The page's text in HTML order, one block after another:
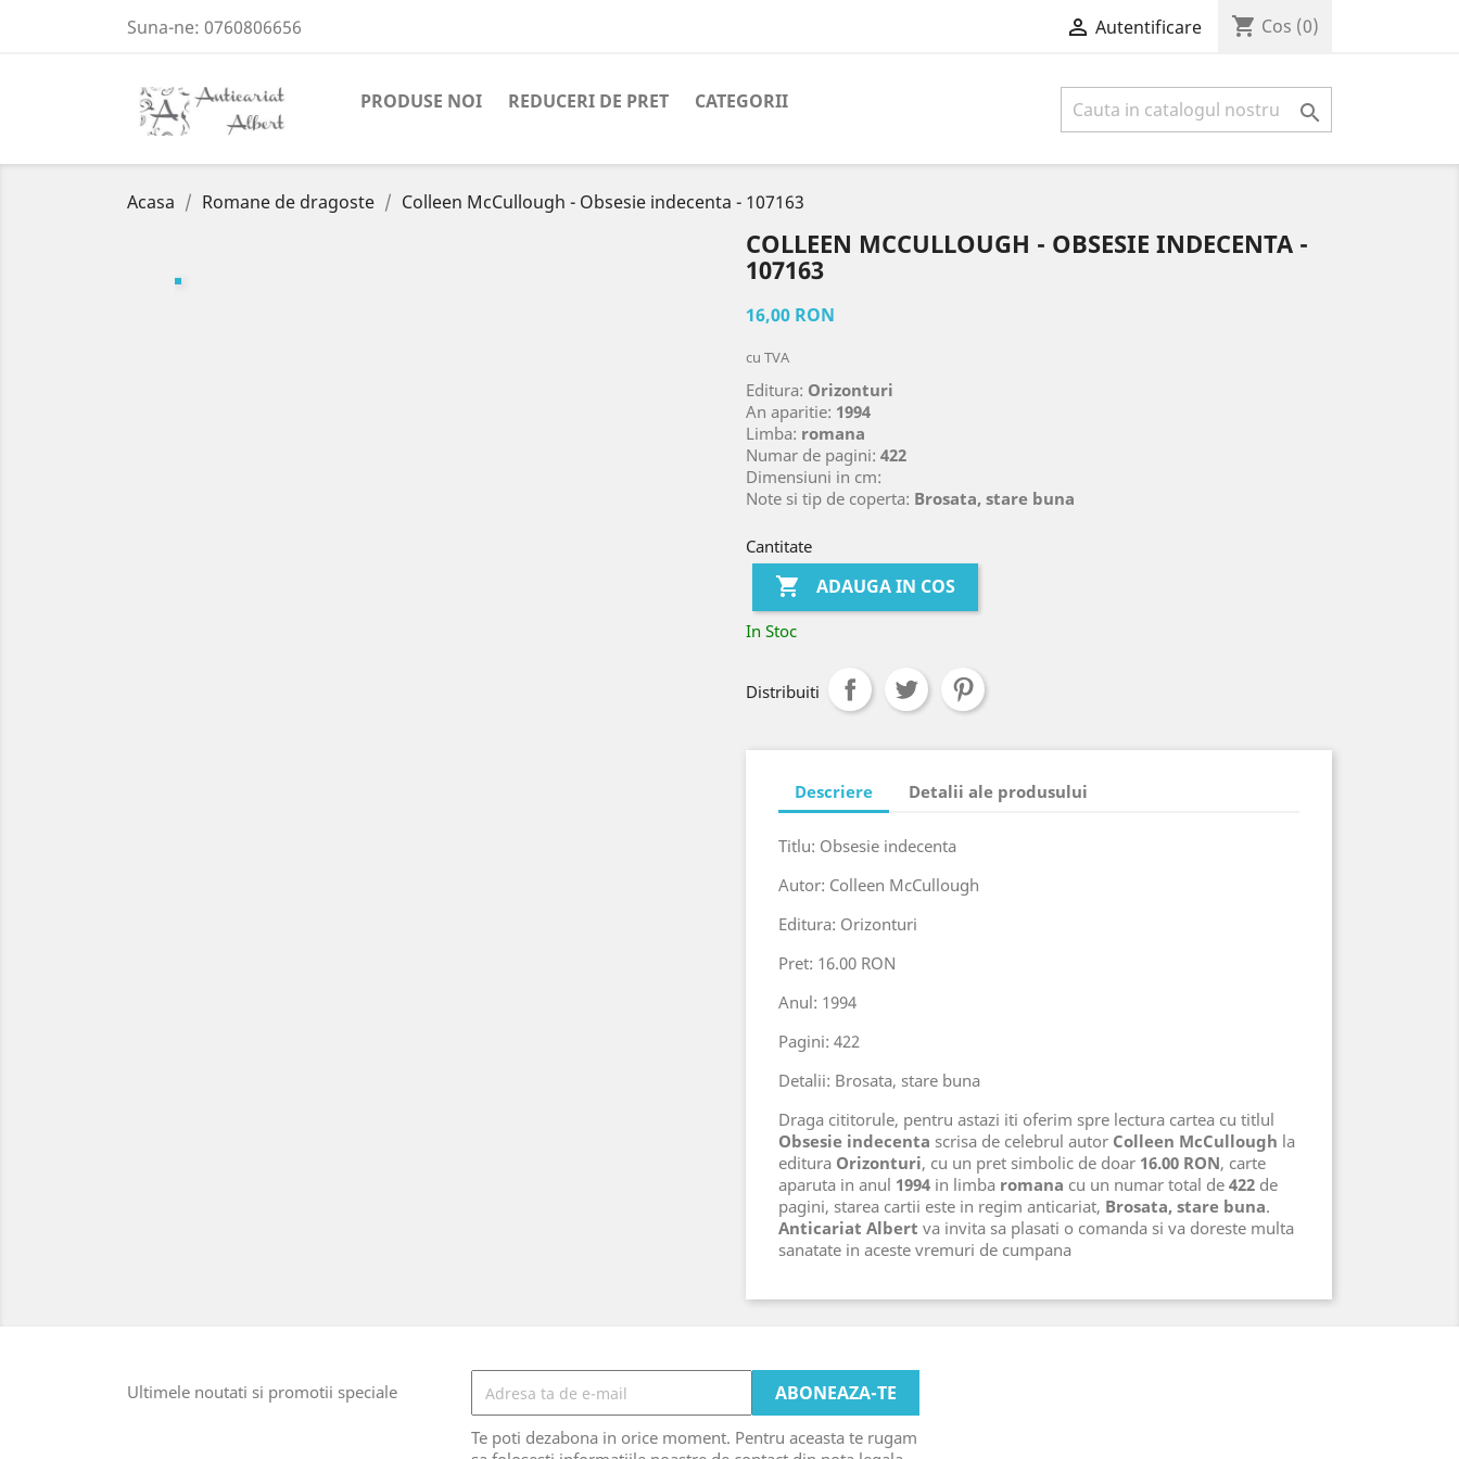
Suna-ne: 0760806656  Autentificare shopping_cart Cos (0)
PRODUSE NOI REDUCERI DE PRET CATEGORII 
Acasa Romane de dragoste Colleen McCullough - Obsesie indecenta - 107163
COLLEEN MCCULLOUGH - OBSESIE INDECENTA -
107163
16,00 RON
cu TVA
Editura: Orizonturi
An aparitie: 1994
Limba: romana
Numar de pagini: 422
Dimensiuni in cm:
Note si tip de coperta: Brosata, stare buna
Cantitate
 ADAUGA IN COS
In Stoc
Distribuiti
Descriere Detalii ale produsului
Titlu: Obsesie indecenta
Autor: Colleen McCullough
Editura: Orizonturi
Pret: 16.00 RON
Anul: 1994
Pagini: 422
Detalii: Brosata, stare buna
Draga cititorule, pentru astazi iti oferim spre lectura cartea cu titlul
Obsesie indecenta scrisa de celebrul autor Colleen McCullough la
editura Orizonturi, cu un pret simbolic de doar 16.00 RON, carte
aparuta in anul 1994 in limba romana cu un numar total de 422 de
pagini, starea cartii este in regim anticariat, Brosata, stare buna.
Anticariat Albert va invita sa plasati o comanda si va doreste multa
sanatate in aceste vremuri de cumpana
Ultimele noutati si promotii speciale
Te poti dezabona in orice moment. Pentru aceasta te rugam